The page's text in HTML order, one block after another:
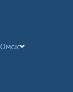
Омск